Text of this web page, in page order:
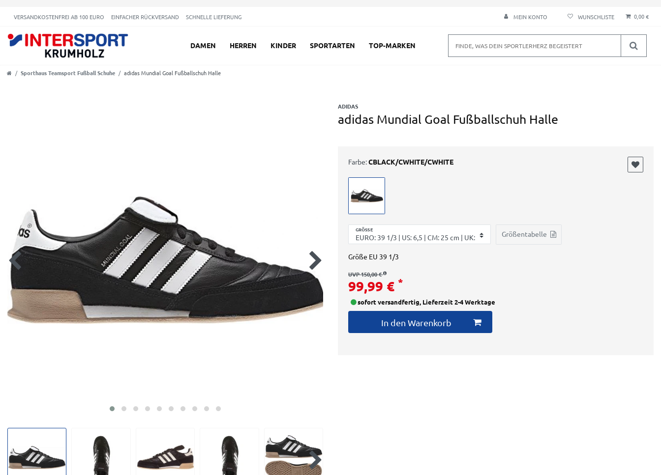
VERSANDKOSTENFREI AB 100 EURO EINFACHER RÜCKVERSAND SCHNELLE LIEFERUNG MEIN KONTO 0,00 €
DAMEN HERREN KINDER SPORTARTEN TOP-MARKEN
Sporthaus Teamsport Fußball Schuhe adidas Mundial Goal Fußballschuh Halle
ADIDAS
adidas Mundial Goal Fußballschuh Halle
GRÖSSE
Größentabelle
Farbe:CBLACK/CWHITE/CWHITE
Größe EU 39 1/3
UVP 150,00 €
99,99 € *
sofort versandfertig, Lieferzeit 2-4 Werktage
In den Warenkorb